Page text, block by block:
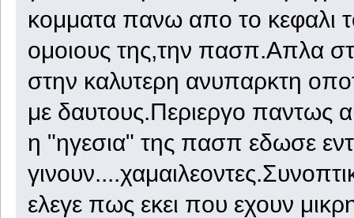
κομματα πανω απο το κεφαλι
ομοιους της,την πασπ.Απλα
στην καλυτερη ανυπαρκτη
με δαυτους.Περιεργο παντως
η "ηγεσια" της πασπ εδωσε
ελεγε πως εκει που εχουν